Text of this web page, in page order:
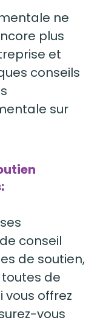
ne
plus
et
conseils
sur
conseil
de soutien,
toutes de
vous offrez
vous